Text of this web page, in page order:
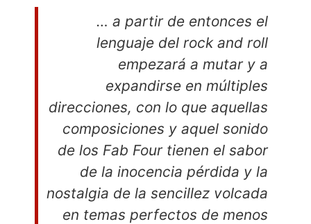
… a partir de entonces el
lenguaje del rock and roll
empezará a mutar y a
expandirse en múltiples
direcciones, con lo que aquellas
composiciones y aquel sonido
de los Fab Four tienen el sabor
de la inocencia pérdida y la
nostalgia de la sencillez volcada
en temas perfectos de menos